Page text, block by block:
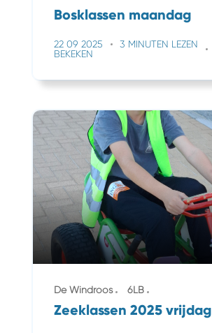
Bosklassen maandag
22 09 2025 3 MINUTEN LEZEN
BEKEKEN
De Windroos 6LB
Zeeklassen 2025 vrijdag